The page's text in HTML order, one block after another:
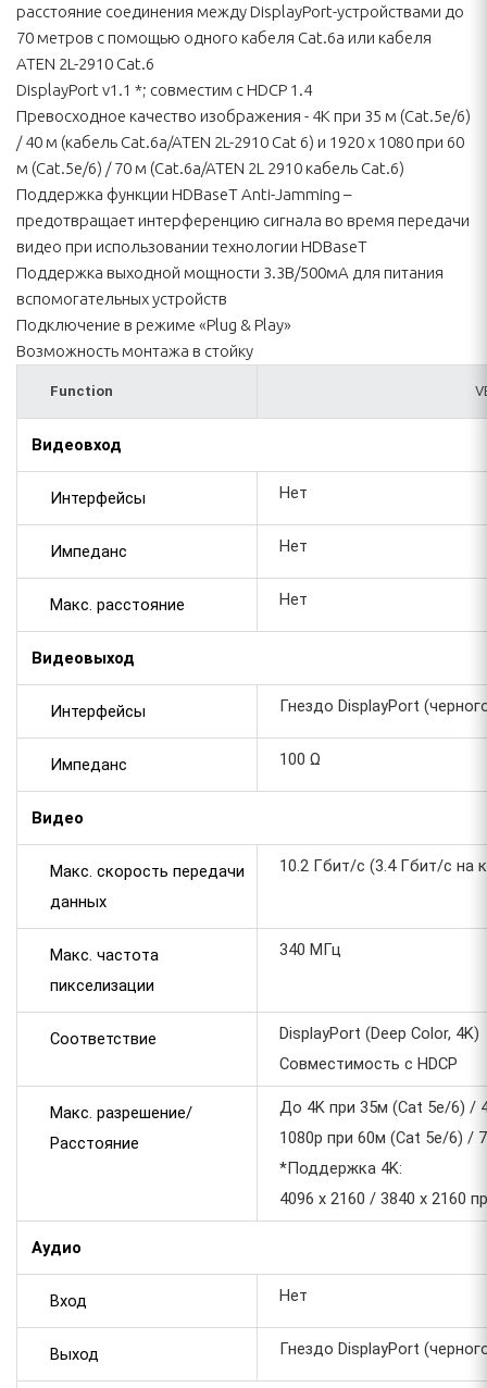
расстояние соединения между DisplayPort-устройствами до
70 метров с помощью одного кабеля Cat.6a или кабеля
ATEN 2L-2910 Cat.6
DisplayPort v1.1 *; совместим с HDCP 1.4
Превосходное качество изображения - 4K при 35 м (Cat.5e/6)
/ 40 м (кабель Cat.6a/ATEN 2L-2910 Cat 6) и 1920 x 1080 при 60
м (Cat.5e/6) / 70 м (Cat.6a/ATEN 2L 2910 кабель Cat.6)
Поддержка функции HDBaseT Anti-Jamming –
предотвращает интерференцию сигнала во время передачи
видео при использовании технологии HDBaseT
Поддержка выходной мощности 3.3В/500мА для питания
вспомогательных устройств
Подключение в режиме «Plug & Play»
Возможность монтажа в стойку
Function
Видеовход
Интерфейсы Нет
Импеданс Нет
Макс. расстояние Нет
Видеовыход
Интерфейсы Гнездо DisplayPort
Импеданс 100 Ω
Видео
Макс. скорость передачи
данных
10.2 Гбит/с (3.4 Гбит/с на
Макс. частота
пикселизации
340 МГц
Соответствие
DisplayPort (Deep Color, 4K)
Совместимость с HDCP
Макс. разрешение/
Расстояние
До 4K при 35м (Cat 5e/6) /
1080p при 60м (Cat 5e/6) /
*Поддержка 4K:
4096 x 2160 / 3840 x 2160
Аудио
Вход Нет
Выход Гнездо DisplayPort